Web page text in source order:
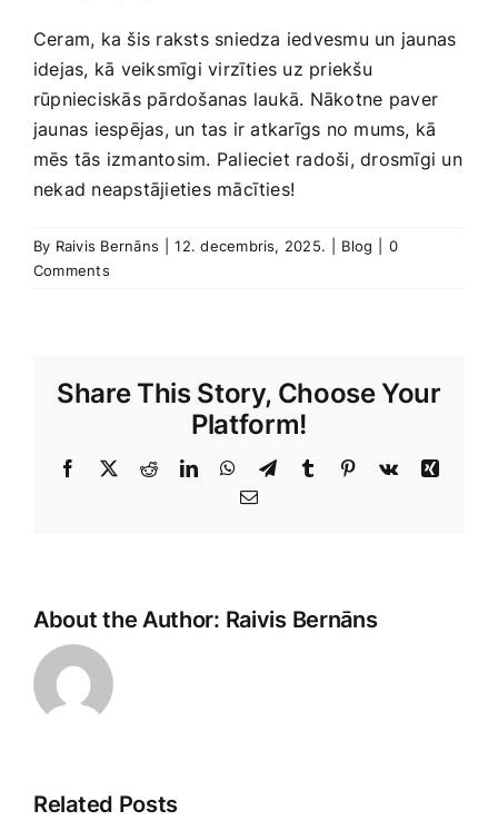
Ceram,‌ ka šis raksts sniedza iedvesmu un jaunas
idejas, kā veiksmīgi virzīties uz priekšu
rūpnieciskās pārdošanas⁢ laukā. Nākotne ⁤paver
jaunas iespējas, un tas ir atkarīgs no mums, kā
mēs tās izmantosim. Palieciet radoši, drosmīgi un
nekad neapstājieties mācīties!
By Raivis Bernāns 12. decembris, 2025. Blog
0
Comments
Share This Story, Choose Your
Platform!
Facebook
X RedditLinkedInWhatsApp
TelegramTumblr Pinterest
Vk
Xing
E-
About the Author: Raivis Bernāns
Related Posts